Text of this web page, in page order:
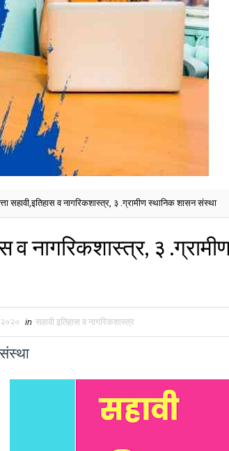
सहावी,इतिहास व नागरिकशास्त्र, ३ .ग्रामीण स्थानिक शासन संस्था
व नागरिकशास्त्र, ३
in सहावी इतिहास व नागरिकशास्त्र